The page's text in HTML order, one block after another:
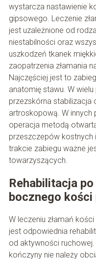
wystarcza nastawienie
gipsowego. Leczenie
jest uzależnione od
niestabilności oraz
uszkodzeń tkanek
zaopatrzenia złamania
Najczęściej jest to
anatomię stawu. W
przezskórna stabilizacja
artroskopową. W innych
operacja metodą
przeszczepów kostnych
trakcie zabiegu ważne
towarzyszących.
Rehabilitacja po
bocznego
W leczeniu złamań
jest odpowiednia
od aktywności
kończyny nie należy